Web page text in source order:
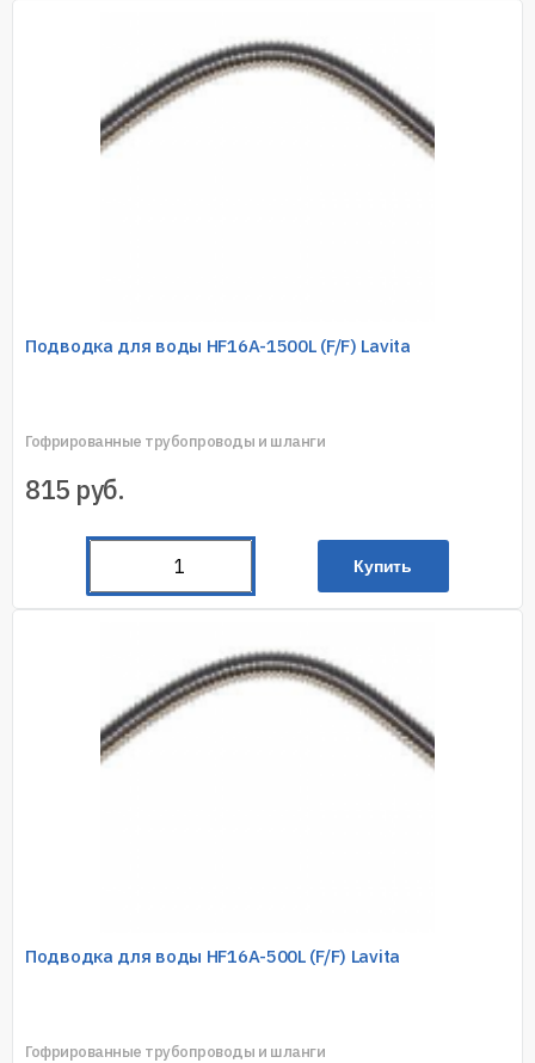
Подводка для воды HF16A-1500L (F/F) Lavita
Гофрированные трубопроводы и шланги
815 руб.
Купить
Подводка для воды HF16A-500L (F/F) Lavita
Гофрированные трубопроводы и шланги